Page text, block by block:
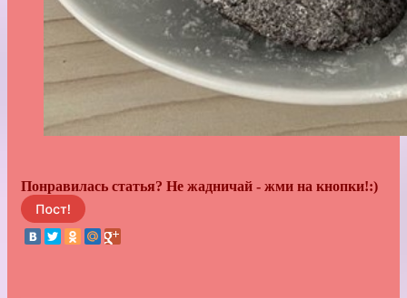
Понравилась статья? Не жадничай - жми на кнопки!:)